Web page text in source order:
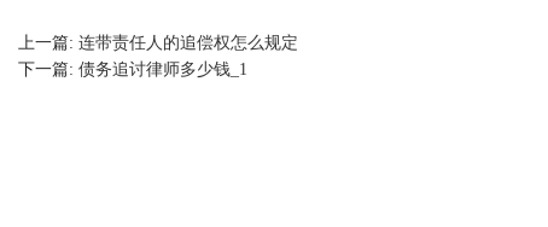
上一篇: 连带责任人的追偿权怎么规定
下一篇: 债务追讨律师多少钱_1